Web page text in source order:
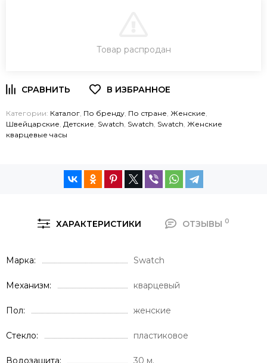
ЗАКАЗ В ОДИН КЛИК
Товар распродан
Категории: Каталог По бренду По стране Женские
Швейцарские Детские Swatch Swatch Swatch Женские
кварцевые часы
ХАРАКТЕРИСТИКИ ОТЗЫВЫ 0
Марка Swatch
Механизм кварцевый
Пол женские
Стекло пластиковое
Водозащита 30 м.